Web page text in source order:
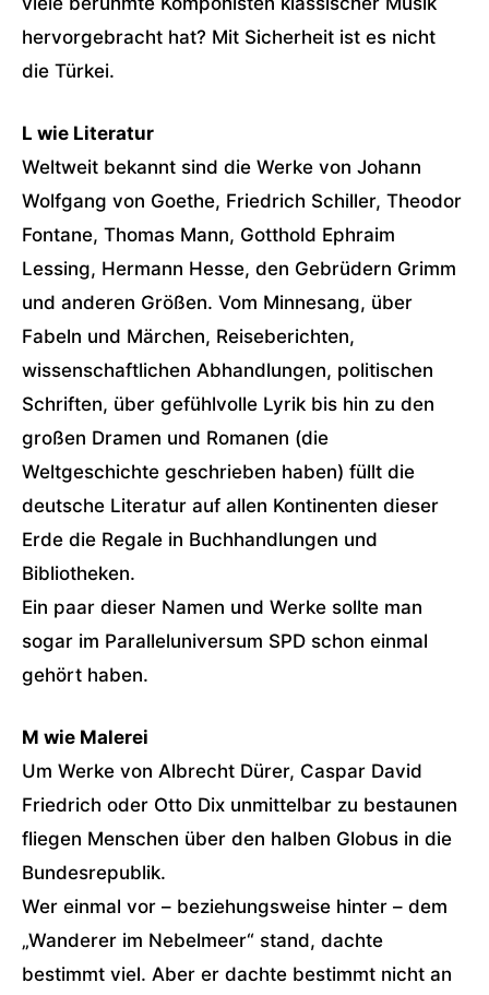
hervorgebracht hat? Mit Sicherheit ist es nicht
die Türkei.
L wie Literatur
Weltweit bekannt sind die Werke von Johann
Wolfgang von Goethe, Friedrich Schiller, Theodor
Fontane, Thomas Mann, Gotthold Ephraim
Lessing, Hermann Hesse, den Gebrüdern Grimm
und anderen Größen. Vom Minnesang, über
Fabeln und Märchen, Reiseberichten,
wissenschaftlichen Abhandlungen, politischen
Schriften, über gefühlvolle Lyrik bis hin zu den
großen Dramen und Romanen (die
Weltgeschichte geschrieben haben) füllt die
deutsche Literatur auf allen Kontinenten dieser
Erde die Regale in Buchhandlungen und
Bibliotheken.
Ein paar dieser Namen und Werke sollte man
sogar im Paralleluniversum SPD schon einmal
gehört haben.
M wie Malerei
Um Werke von Albrecht Dürer, Caspar David
Friedrich oder Otto Dix unmittelbar zu bestaunen
fliegen Menschen über den halben Globus in die
Bundesrepublik.
Wer einmal vor – beziehungsweise hinter – dem
„Wanderer im Nebelmeer“ stand, dachte
bestimmt viel. Aber er dachte bestimmt nicht an